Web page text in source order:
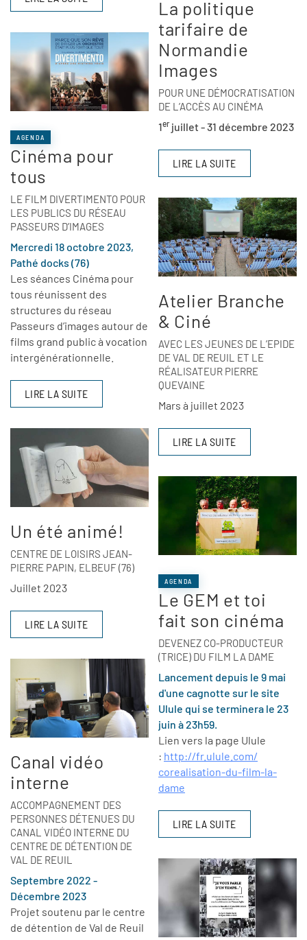
AGENDA
Cinéma pour
tous
LE FILM DIVERTIMENTO POUR
LES PUBLICS DU RÉSEAU
PASSEURS D’IMAGES
Mercredi 18 octobre 2023,
Pathé docks (76)
Les séances Cinéma pour
tous réunissent des
structures du réseau
Passeurs d’images autour de
films grand public à vocation
intergénérationnelle.
LIRE LA SUITE
Un été animé!
CENTRE DE LOISIRS JEAN-
PIERRE PAPIN, ELBEUF (76)
Juillet 2023
LIRE LA SUITE
Canal vidéo
interne
ACCOMPAGNEMENT DES
PERSONNES DÉTENUES DU
CANAL VIDÉO INTERNE DU
CENTRE DE DÉTENTION DE
VAL DE REUIL
Septembre 2022 -
Décembre 2023
Projet soutenu par le centre
de détention de Val de Reuil
La politique
tarifaire de
Normandie
Images
POUR UNE DÉMOCRATISATION
DE L’ACCÈS AU CINÉMA
1erjuillet - 31 décembre 2023
LIRE LA SUITE
Atelier Branche
& Ciné
AVEC LES JEUNES DE L’EPIDE
DE VAL DE REUIL ET LE
RÉALISATEUR PIERRE
QUEVAINE
Mars à juillet 2023
LIRE LA SUITE
AGENDA
Le GEM et toi
fait son cinéma
DEVENEZ CO-PRODUCTEUR
(TRICE) DU FILM LA DAME
Lancement depuis le 9 mai
d'une cagnotte sur le site
Ulule qui se terminera le 23
juin à 23h59.
Lien vers la page Ulule
: http://fr.ulule.com/
corealisation-du-film-la-
dame
LIRE LA SUITE